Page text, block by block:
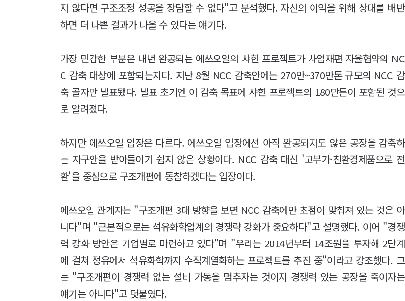
지 않다면 구조조정 성공을 장담할 수 없다"고 분석했다. 자신의 이익을 위해 상대를 배반
하면 더 나쁜 결과가 나올 수 있다는 얘기다.
가장 민감한 부분은 내년 완공되는 에쓰오일의 샤힌 프로젝트가 사업재편 자율협약의 NC
C 감축 대상에 포함되는지다. 지난 8월 NCC 감축안에는 270만~370만톤 규모의 NCC 감
축 골자만 발표됐다. 발표 초기엔 이 감축 목표에 샤힌 프로젝트의 180만톤이 포함된 것으
로 알려졌다.
하지만 에쓰오일 입장은 다르다. 에쓰오일 입장에선 아직 완공되지도 않은 공장을 감축하
는 자구안을 받아들이기 쉽지 않은 상황이다. NCC 감축 대신 '고부가·친환경제품으로 전
환'을 중심으로 구조개편에 동참하겠다는 입장이다.
에쓰오일 관계자는 "구조개편 3대 방향을 보면 NCC 감축에만 초점이 맞춰져 있는 것은 아
니다"며 "근본적으로는 석유화학업계의 경쟁략 강화가 중요하다"고 설명했다. 이어 "경쟁
력 강화 방안은 기업별로 마련하고 있다"며 "우리는 2014년부터 14조원을 투자해 2단계
에 걸쳐 정유에서 석유화학까지 수직계열화하는 프로젝트를 추진 중"이라고 강조했다. 그
는 "구조개편이 경쟁력 없는 설비 가동을 멈추자는 것이지 경쟁력 있는 공장을 죽이자는
얘기는 아니다"고 덧붙였다.